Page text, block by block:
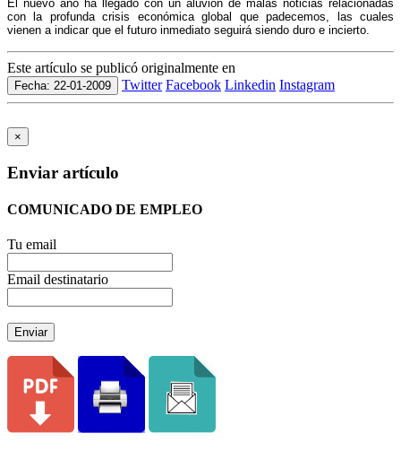
El nuevo año ha llegado con un aluvión de malas noticias relacionadas
con la profunda crisis económica global que padecemos, las cuales
vienen a indicar que el futuro inmediato seguirá siendo duro e incierto.
Este artículo se publicó originalmente en
Fecha: 22-01-2009 Twitter Facebook Linkedin Instagram
×
Enviar artículo
COMUNICADO DE EMPLEO
Tu email
Email destinatario
Enviar